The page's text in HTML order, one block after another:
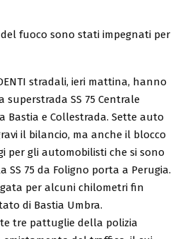
del fuoco sono stati impegnati per
stradali, ieri mattina, hanno
SS 75 Centrale
Bastia e Collestrada. Sette auto
il bilancio, ma anche il blocco
per gli automobilisti che si sono
75 da Foligno porta a Perugia.
per alcuni chilometri fin
di Bastia Umbra.
tre pattuglie della polizia